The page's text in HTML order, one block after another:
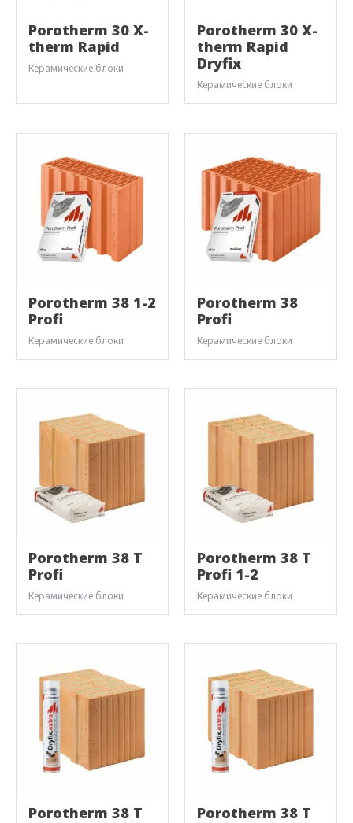
Porotherm 30 X-
therm Rapid
Керамические блоки
Porotherm 30 X-
therm Rapid
Dryfix
Керамические блоки
Porotherm 38 1-2
Profi
Керамические блоки
Porotherm 38
Profi
Керамические блоки
Porotherm 38 T
Profi
Керамические блоки
Porotherm 38 T
Profi 1-2
Керамические блоки
Porotherm 38 T
Porotherm 38 T